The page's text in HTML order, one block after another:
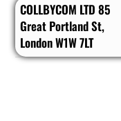
COLLBYCOM LTD 85
Great Portland St,
London W1W 7LT